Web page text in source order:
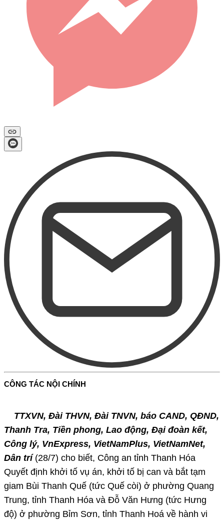
CÔNG TÁC NỘI CHÍNH
TTXVN, Đài THVN, Đài TNVN, báo CAND, QĐND,
Thanh Tra, Tiền phong, Lao động, Đại đoàn kết,
Công lý, VnExpress, VietNamPlus, VietNamNet,
Dân trí(28/7) cho biết, Công an tỉnh Thanh Hóa
Quyết định khởi tố vụ án, khởi tố bị can và bắt tạm
giam Bùi Thanh Quế (tức Quế còi) ở phường Quang
Trung, tỉnh Thanh Hóa và Đỗ Văn Hưng (tức Hưng
độ) ở phường Bỉm Sơn, tỉnh Thanh Hoá về hành vi